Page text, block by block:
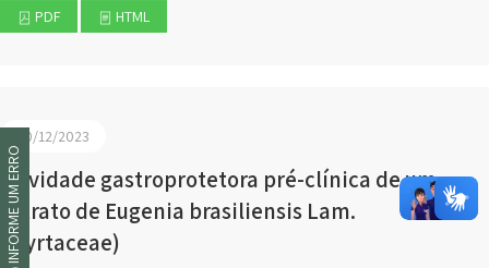
PDF HTML
20/12/2023
Atividade gastroprotetora pré-clínica de um
extrato de Eugenia brasiliensis Lam.
(Myrtaceae)
INFORME UM ERRO